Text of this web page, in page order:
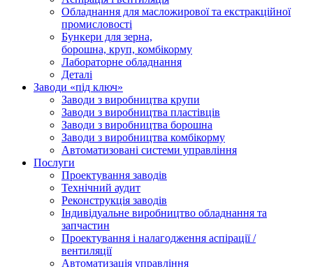
Обладнання для масложирової та екстракційної
промисловості
Бункери для зерна,
борошна, круп, комбікорму
Лабораторне обладнання
Деталі
Заводи «під ключ»
Заводи з виробництва крупи
Заводи з виробництва пластівців
Заводи з виробництва борошна
Заводи з виробництва комбікорму
Автоматизовані системи управління
Послуги
Проектування заводів
Технічний аудит
Реконструкція заводів
Індивідуальне виробництво обладнання та
запчастин
Проектування і налагодження аспірації /
вентиляції
Автоматизація управління